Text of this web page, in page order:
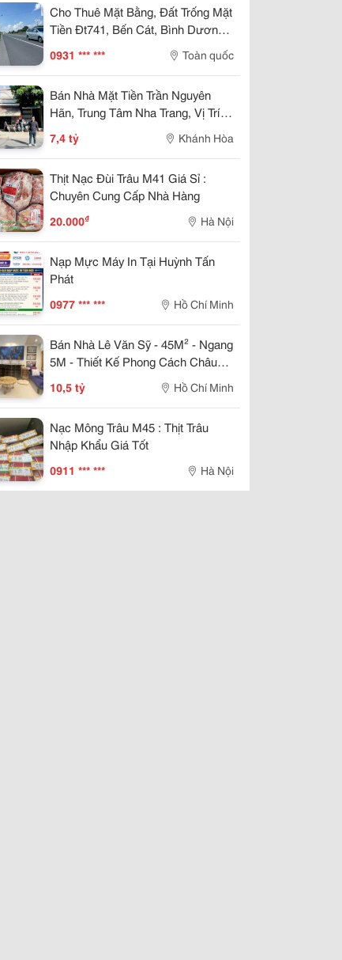
Cho Thuê Mặt Bằng, Đất Trống Mặt
Tiền Đt741, Bến Cát, Bình Dương,
0931 *** *** Toàn quốc
Bán Nhà Mặt Tiền Trần Nguyên
Hãn, Trung Tâm Nha Trang, Vị Trí
Kinh Doanh Đẹp, Giá 7,4 Tỷ
7,4 tỷ Khánh Hòa
Thịt Nạc Đùi Trâu M41 Giá Sỉ :
Chuyên Cung Cấp Nhà Hàng
20.000₫ Hà Nội
Nạp Mực Máy In Tại Huỳnh Tấn
Phát
0977 *** *** Hồ Chí Minh
Bán Nhà Lê Văn Sỹ - 45M² - Ngang
5M - Thiết Kế Phong Cách Châu
Âu - 3 Pn Khép Kín - Giá 10.5 Tỷ
10,5 tỷ Hồ Chí Minh
Nạc Mông Trâu M45 : Thịt Trâu
Nhập Khẩu Giá Tốt
0911 *** *** Hà Nội